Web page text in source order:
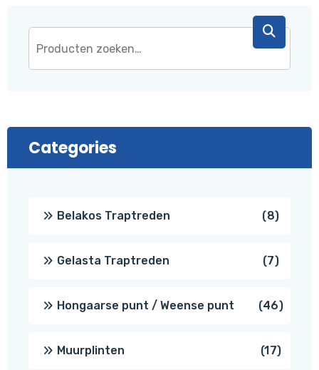
Categories
Belakos Traptreden 88
Gelasta Traptreden 77
Hongaarse punt / Weense punt 4646
Muurplinten 1717